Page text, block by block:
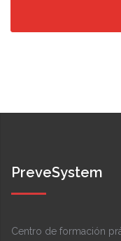
PreveSystem
Centro de formación